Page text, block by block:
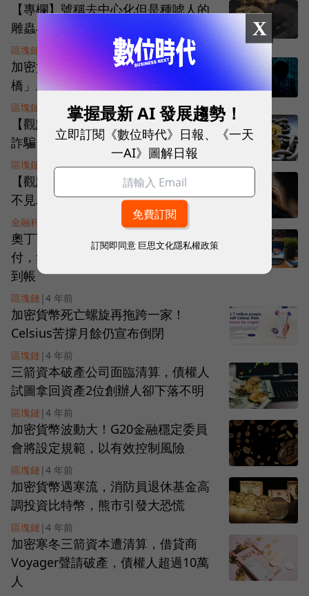
【專欄】號稱去中心化但是種唬人的
雕蟲小技？比特幣真實價值很有限
區塊鏈
加密貨幣陷熊市，還被駭客「跨鏈
橋」上偷走14億美元！發生什麼事？
區塊鏈 3 年前
【觀點】新型態龐氏騙局，假創新真
詐騙？金管會監管有理切莫退縮！
區塊鏈 3 年前
【觀點】信用卡不能買虛擬貨幣？眼
不見為淨才是台灣的金融監管主旋律
金融科技
奧丁丁攜手Circle打造穩定幣跨境支
付，無國界零時差跨境金流，數秒可
到帳
區塊鏈 | 4 年前
加密貨幣死亡螺旋再拖跨一家！
Celsius苦撐月餘仍宣布倒閉
區塊鏈 | 4 年前
三箭資本破產公司面臨清算，債權人
試圖拿回資產2位創辦人卻下落不明
區塊鏈 | 4 年前
加密貨幣波動大！G20金融穩定委員
會將設定規範，以有效控制風險
區塊鏈 | 4 年前
加密貨幣遇寒流，消防員退休基金高
調投資比特幣，熊市引發大恐慌
區塊鏈 | 4 年前
加密寒冬三箭資本遭清算，借貸商
Voyager聲請破產，債權人超過10萬
人
X
掌握最新 AI 發展趨勢！
立即訂閱《數位時代》日報、《一天
一AI》圖解日報
訂閱即同意 巨思文化隱私權政策